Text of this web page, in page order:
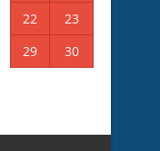
22
23
29
30